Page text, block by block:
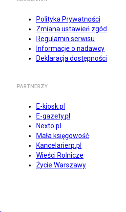
Polityka Prywatności
Zmiana ustawień zgód
Regulamin serwisu
Informacje o nadawcy
Deklaracja dostępności
PARTNERZY
E-kiosk.pl
E-gazety.pl
Nexto.pl
Mała księgowość
Kancelarierp.pl
Wieści Rolnicze
Życie Warszawy